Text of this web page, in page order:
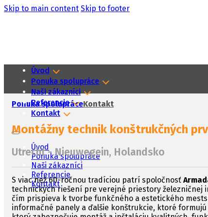
Skip to main content Skip to footer
Ponuka spolupráceKontakt
Úvod
Ponuka spolupráce
Naši zákazníci
Referencie
Kontakt
Úvod
Ponuka spolupráce
Naši zákazníci
Referencie
Kontakt
Montážny technik konštrukčných
Utrecht - Nieuwegein, Holandsko
S viac než 60-ročnou tradíciou patrí spoločnosť
technických riešení pre verejné priestory
čím prispieva k tvorbe funkčného a estetického
informačné panely a ďalšie konštrukcie, ktoré